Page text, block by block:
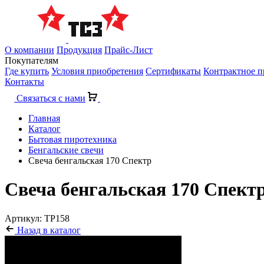
О компании Продукция Прайс-Лист
Покупателям
Где купить Условия приобретения Сертификаты Контрактное
Контакты
Связаться с нами
Главная
Каталог
Бытовая пиротехника
Бенгальские свечи
Свеча бенгальская 170 Спектр
Свеча бенгальская 170
Артикул: ТР158
Назад в каталог